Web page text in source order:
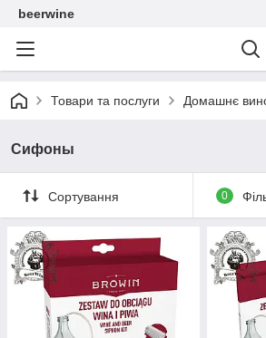
beerwine
Товари та послуги Домашнє
Сифоны
Сортування 0